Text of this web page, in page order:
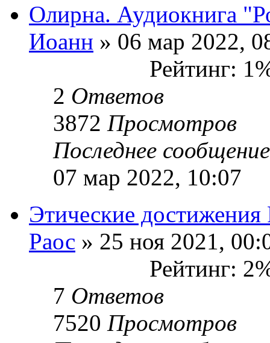
Олирна. Аудиокнига
Иоанн » 06 мар 2022,
Рейтинг:
2 Ответов
3872 Просмотров
Последнее
07 мар 2022, 10:07
Этические достижения
Раос » 25 ноя 2021,
Рейтинг:
7 Ответов
7520 Просмотров